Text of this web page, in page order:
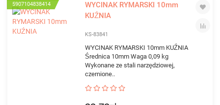
5907104838414
WYCINAK RYMARSKI 10mm
KUŹNIA
KS-83841
WYCINAK RYMARSKI 10mm KUŹNIA
Średnica 10mm Waga 0,09 kg
Wykonane ze stali narzędziowej,
czernione..